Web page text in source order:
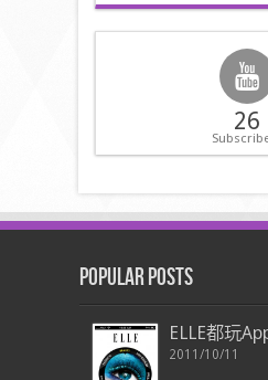
26
Popular Posts
ELLE都玩
2011/10/11